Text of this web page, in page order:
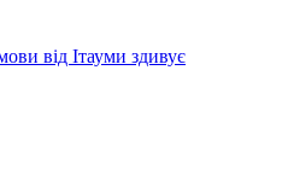
від Ітауми здивує